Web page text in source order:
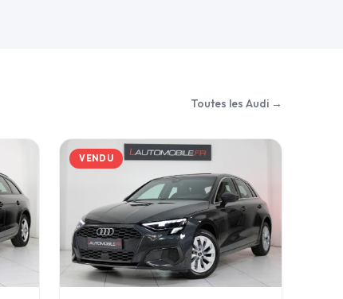
Toutes les Audi →
VENDU